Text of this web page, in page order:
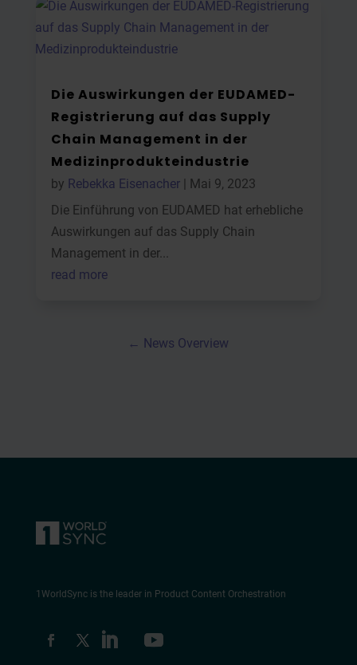
Die Auswirkungen der EUDAMED-
Registrierung auf das Supply
Chain Management in der
Medizinprodukteindustrie
by Rebekka Eisenacher| Mai 9, 2023
Die Einführung von EUDAMED hat erhebliche
Auswirkungen auf das Supply Chain
Management in der...
read more
← News Overview
1WorldSync is the leader in Product Content Orchestration